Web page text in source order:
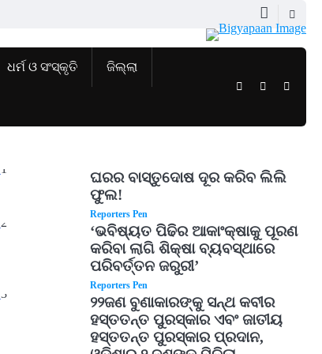
ଧର୍ମ ଓ ସଂସ୍କୃତି ଜିଲ୍ଲା
TwitterFacebook
1
ଘରର ବାସ୍ତୁଦୋଷ ଦୂର କରିବ ଲିଲି
ଫୁଲ!
Reporters Pen
2
‘ଭବିଷ୍ୟତ ପିଢିର ଆକାଂକ୍ଷାକୁ ପୂରଣ
କରିବା ଲାଗି ଶିକ୍ଷା ବ୍ୟବସ୍ଥାରେ
ପରିବର୍ତ୍ତନ ଜରୁରୀ’
Reporters Pen
3
୨୨ଜଣ ବୁଣାକାରଙ୍କୁ ସନ୍ଥ କବୀର
ହସ୍ତତନ୍ତ ପୁରସ୍କାର ଏବଂ ଜାତୀୟ
ହସ୍ତତନ୍ତ ପୁରସ୍କାର ପ୍ରଦାନ,